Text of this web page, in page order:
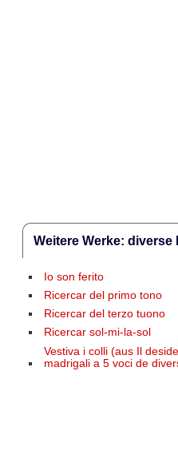
Weitere Werke: diverse
Io son ferito
Ricercar del primo tono
Ricercar del terzo tuono
Ricercar sol-mi-la-sol
Vestiva i colli (aus Il
madrigali a 5 voci de